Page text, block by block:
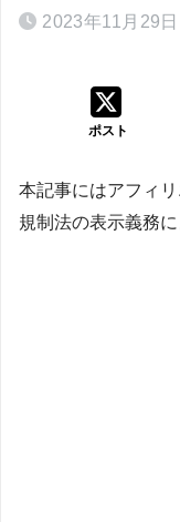
2023年11月29日
ポスト
本記事にはアフィ
規制法の表示義務